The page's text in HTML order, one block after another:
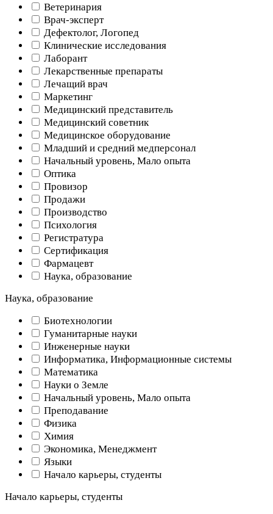
Ветеринария
Врач-эксперт
Дефектолог, Логопед
Клинические исследования
Лаборант
Лекарственные препараты
Лечащий врач
Маркетинг
Медицинский представитель
Медицинский советник
Медицинское оборудование
Младший и средний медперсонал
Начальный уровень, Мало опыта
Оптика
Провизор
Продажи
Производство
Психология
Регистратура
Сертификация
Фармацевт
Наука, образование
Наука, образование
Биотехнологии
Гуманитарные науки
Инженерные науки
Информатика, Информационные системы
Математика
Науки о Земле
Начальный уровень, Мало опыта
Преподавание
Физика
Химия
Экономика, Менеджмент
Языки
Начало карьеры, студенты
Начало карьеры, студенты